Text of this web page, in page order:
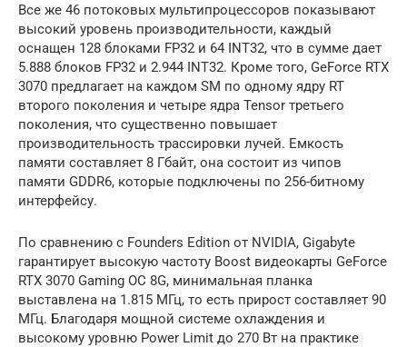
Все же 46 потоковых мультипроцессоров показывают
высокий уровень производительности, каждый
оснащен 128 блоками FP32 и 64 INT32, что в сумме дает
5.888 блоков FP32 и 2.944 INT32. Кроме того, GeForce RTX
3070 предлагает на каждом SM по одному ядру RT
второго поколения и четыре ядра Tensor третьего
поколения, что существенно повышает
производительность трассировки лучей. Емкость
памяти составляет 8 Гбайт, она состоит из чипов
памяти GDDR6, которые подключены по 256-битному
интерфейсу.
По сравнению с Founders Edition от NVIDIA, Gigabyte
гарантирует высокую частоту Boost видеокарты GeForce
RTX 3070 Gaming OC 8G, минимальная планка
выставлена на 1.815 МГц, то есть прирост составляет 90
МГц. Благодаря мощной системе охлаждения и
высокому уровню Power Limit до 270 Вт на практике